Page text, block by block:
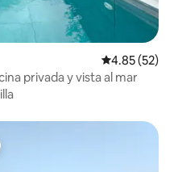
Calificación
4.85 (52)
privada y vista al mar